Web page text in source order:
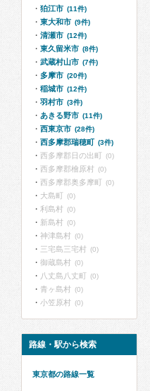
狛江市 (11件)
東大和市 (9件)
清瀬市 (12件)
東久留米市 (8件)
武蔵村山市 (7件)
多摩市 (20件)
稲城市 (12件)
羽村市 (3件)
あきる野市 (11件)
西東京市 (28件)
西多摩郡瑞穂町 (3件)
西多摩郡日の出町 (0)
西多摩郡檜原村 (0)
西多摩郡奥多摩町 (0)
大島町 (0)
利島村 (0)
新島村 (0)
神津島村 (0)
三宅島三宅村 (0)
御蔵島村 (0)
八丈島八丈町 (0)
青ヶ島村 (0)
小笠原村 (0)
路線・駅から検索
東京都の路線一覧